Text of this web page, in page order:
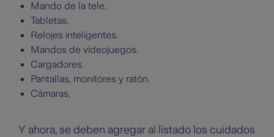
Mando de la tele.
Tabletas.
Relojes inteligentes.
Mandos de videojuegos.
Cargadores.
Pantallas, monitores y ratón.
Cámaras,
Y ahora, se deben agregar al listado los cuidados